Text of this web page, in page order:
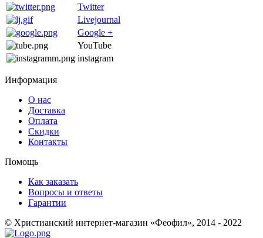
Twitter
Livejournal
Google +
YouTube
instagram
Информация
О нас
Доставка
Оплата
Скидки
Контакты
Помощь
Как заказать
Вопросы и ответы
Гарантии
© Христианский интернет-магазин «Феофил», 2014 - 2022